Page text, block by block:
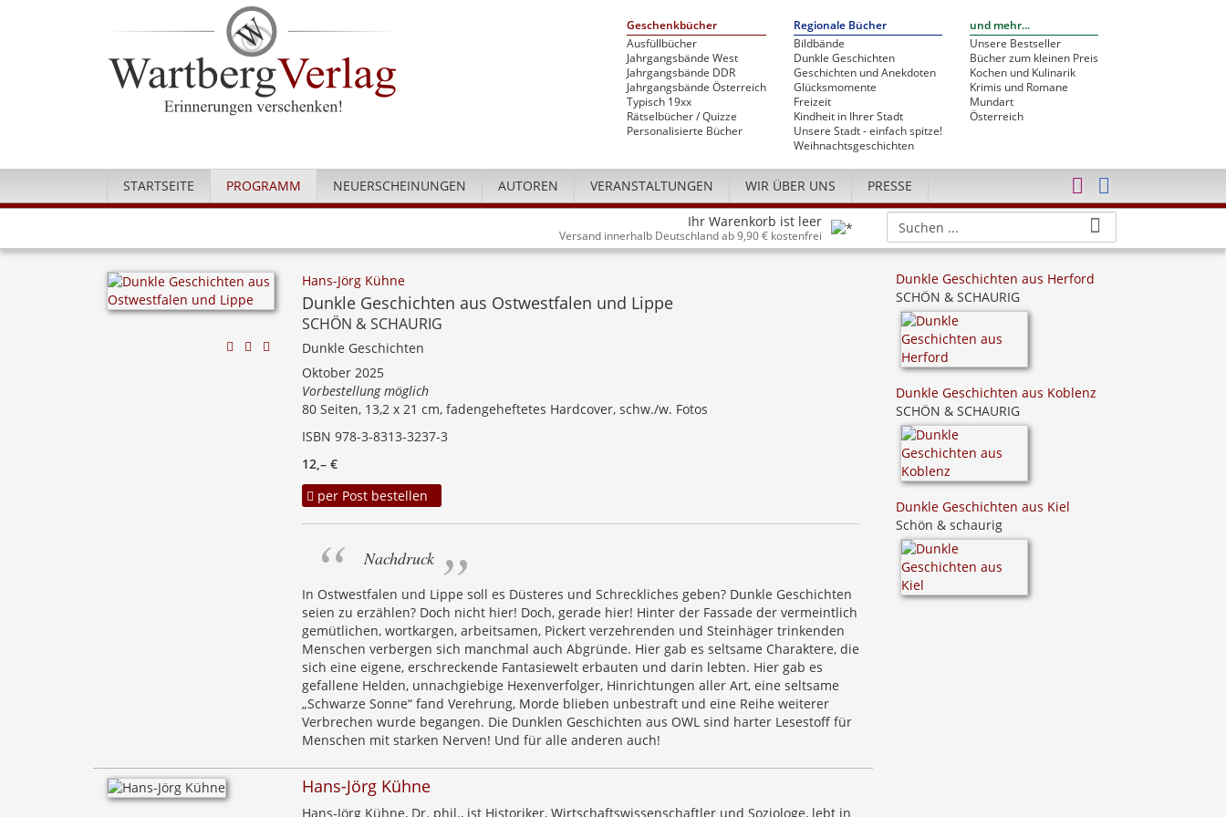
Geschenkbücher
Ausfüllbücher
Jahrgangsbände West
Jahrgangsbände DDR
Jahrgangsbände Österreich
Typisch 19xx
Rätselbücher / Quizze
Personalisierte Bücher
Regionale Bücher
Bildbände
Dunkle Geschichten
Geschichten und Anekdoten
Glücksmomente
Freizeit
Kindheit in Ihrer Stadt
Unsere Stadt - einfach spitze!
Weihnachtsgeschichten
und mehr...
Unsere Bestseller
Bücher zum kleinen Preis
Kochen und Kulinarik
Krimis und Romane
Mundart
Österreich
STARTSEITE PROGRAMM NEUERSCHEINUNGEN AUTOREN VERANSTALTUNGEN WIR ÜBER UNS PRESSE
Ihr Warenkorb ist leer
Versand innerhalb Deutschland ab 9,90 € kostenfrei
Hans-Jörg Kühne
Dunkle Geschichten aus Ostwestfalen und Lippe
SCHÖN & SCHAURIG
Dunkle Geschichten
Oktober 2025
Vorbestellung möglich
80 Seiten, 13,2 x 21 cm, fadengeheftetes Hardcover, schw./w. Fotos
ISBN 978-3-8313-3237-3
12,– €
per Post bestellen
Nachdruck
In Ostwestfalen und Lippe soll es Düsteres und Schreckliches geben? Dunkle Geschichten
seien zu erzählen? Doch nicht hier! Doch, gerade hier! Hinter der Fassade der vermeintlich
gemütlichen, wortkargen, arbeitsamen, Pickert verzehrenden und Steinhäger trinkenden
Menschen verbergen sich manchmal auch Abgründe. Hier gab es seltsame Charaktere, die
sich eine eigene, erschreckende Fantasiewelt erbauten und darin lebten. Hier gab es
gefallene Helden, unnachgiebige Hexenverfolger, Hinrichtungen aller Art, eine seltsame
„Schwarze Sonne“ fand Verehrung, Morde blieben unbestraft und eine Reihe weiterer
Verbrechen wurde begangen. Die Dunklen Geschichten aus OWL sind harter Lesestoff für
Menschen mit starken Nerven! Und für alle anderen auch!
Hans-Jörg Kühne
Hans-Jörg Kühne, Dr. phil., ist Historiker, Wirtschaftswissenschaftler und Soziologe, lebt in
Dunkle Geschichten aus Herford
SCHÖN & SCHAURIG
Dunkle Geschichten aus Koblenz
SCHÖN & SCHAURIG
Dunkle Geschichten aus Kiel
Schön & schaurig